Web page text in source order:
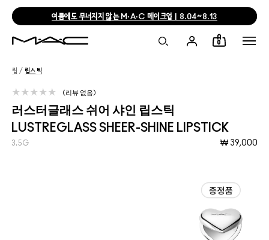
메이크업 제품 2개 구매 시 20% 할인
0
립 / 립스틱
러스터글래스 쉬어 샤인 립스틱
LUSTREGLASS SHEER-SHINE LIPSTICK
₩ 39,000
3.5G
리뷰 없음